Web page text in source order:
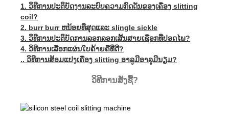
1. ວິທີການປະຕິບັດງານລະບົບຄວາມກົດດັນຂອງເຄື່ອງ slitting
coil?
2. burr burr ຫນ້ອຍທີ່ສຸດແລະ slingle sickle
3. ວິທີການປະຕິບັດການລອກລອກເສັ້ນສາຍເຊືອກທີ່ປອດໄພ?
4. ວິທີການເລືອກແຜ່ນໃບຄ້າຍຄືທີ່ດີ?
.. ວິທີການສ້ອມແປງເຄື່ອງ slitting ອາລູມີອາລູມີນຽມ?
ວິທີການສັ່ງຊື້?